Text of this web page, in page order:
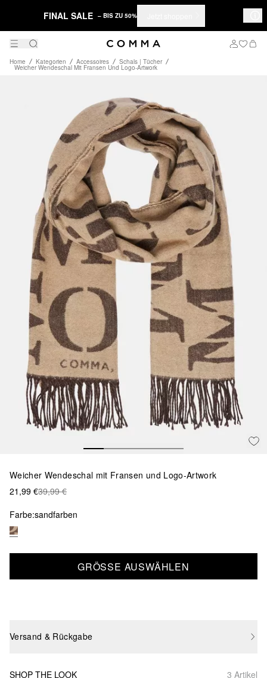
FINAL SALE – BIS ZU 50%
Home Kategorien Accessoires Schals | Tücher
Weicher Wendeschal Mit Fransen Und Logo-Artwork
Weicher Wendeschal mit Fransen und Logo-Artwork
21,99 €39,99 €
Farbe:sandfarben
GRÖSSE AUSWÄHLEN
Versand & Rückgabe
SHOP THE LOOK 3 Artikel